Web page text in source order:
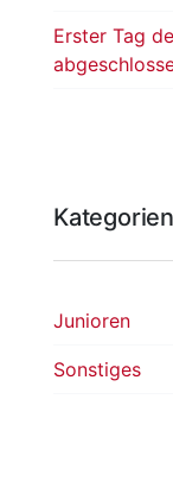
Erster Tag
Kategorien
Junioren
Sonstiges